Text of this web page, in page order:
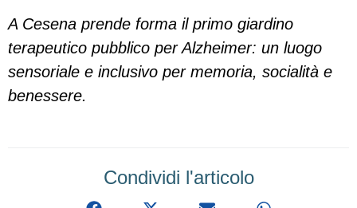
A Cesena prende forma il primo giardino
terapeutico pubblico per Alzheimer: un luogo
sensoriale e inclusivo per memoria, socialità e
benessere.
Condividi l'articolo